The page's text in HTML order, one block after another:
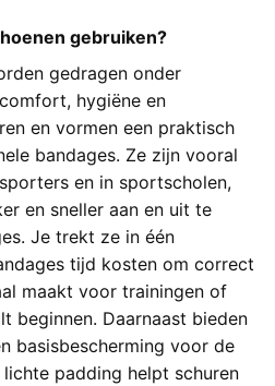
gebruiken?
gedragen onder
hygiëne en
en vormen een praktisch
bandages. Ze zijn vooral
en in sportscholen,
en sneller aan en uit te
Je trekt ze in één
tijd kosten om correct
maakt voor trainingen of
beginnen. Daarnaast bieden
basisbescherming voor de
padding helpt schuren